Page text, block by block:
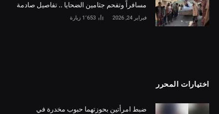
مسافراً وتفحم جثامين الضحايا .. تفاصيل صادمة
فبراير 24, 2026 1٬653 زيارة
اختيارات المحرر
ضبط امرأتين بحوزتهما حبوب مخدرة في